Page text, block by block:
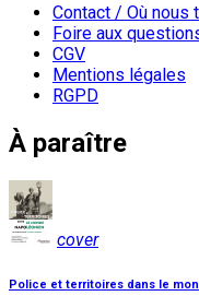
Contact / Où nous
Foire aux
CGV
Mentions légales
RGPD
À paraître
cover
Police et territoires dans le